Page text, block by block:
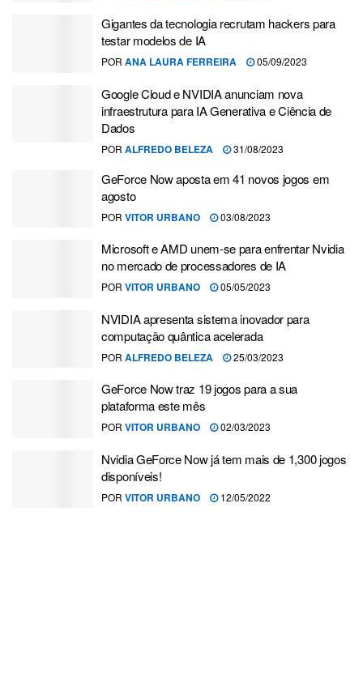
Gigantes da tecnologia recrutam hackers para
testar modelos de IA
POR ANA LAURA FERREIRA 05/09/2023
Google Cloud e NVIDIA anunciam nova
infraestrutura para IA Generativa e Ciência de
Dados
POR ALFREDO BELEZA 31/08/2023
GeForce Now aposta em 41 novos jogos em
agosto
POR VITOR URBANO 03/08/2023
Microsoft e AMD unem-se para enfrentar Nvidia
no mercado de processadores de IA
POR VITOR URBANO 05/05/2023
NVIDIA apresenta sistema inovador para
computação quântica acelerada
POR ALFREDO BELEZA 25/03/2023
GeForce Now traz 19 jogos para a sua
plataforma este mês
POR VITOR URBANO 02/03/2023
Nvidia GeForce Now já tem mais de 1,300 jogos
disponíveis!
POR VITOR URBANO 12/05/2022